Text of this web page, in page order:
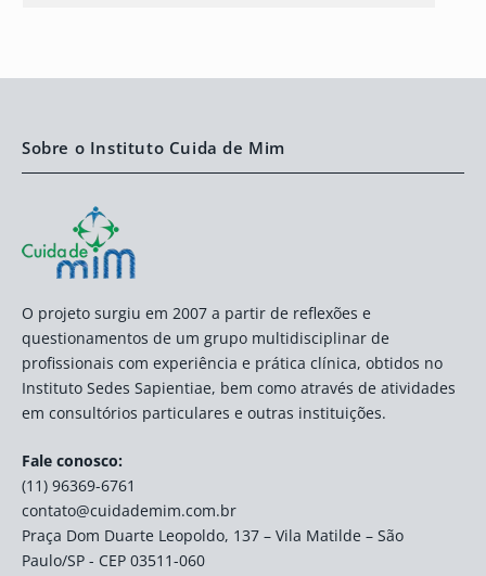
Sobre o Instituto Cuida de Mim
O projeto surgiu em 2007 a partir de reflexões e
questionamentos de um grupo multidisciplinar de
profissionais com experiência e prática clínica, obtidos no
Instituto Sedes Sapientiae, bem como através de atividades
em consultórios particulares e outras instituições.
Fale conosco:
(11) 96369-6761
contato@cuidademim.com.br
Praça Dom Duarte Leopoldo, 137 – Vila Matilde – São
Paulo/SP - CEP 03511-060